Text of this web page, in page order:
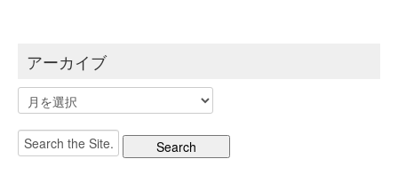
アーカイブ
ア
ー
カ
イ
Search
for: